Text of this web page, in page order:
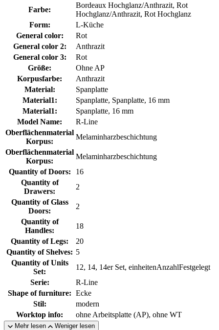
Farbe:
Bordeaux Hochglanz/Anthrazit, Rot
Hochglanz/Anthrazit, Rot Hochglanz
Form:
L-Küche
General color:
Rot
General color 2:
Anthrazit
General color 3:
Rot
Größe:
Ohne AP
Korpusfarbe:
Anthrazit
Material:
Spanplatte
Material1:
Spanplatte, Spanplatte, 16 mm
Material1:
Spanplatte, 16 mm
Model Name:
R-Line
Oberflächenmaterial
Korpus:
Melaminharzbeschichtung
Oberflächenmaterial
Korpus:
Melaminharzbeschichtung
Quantity of Doors:
16
Quantity of
Drawers:
2
Quantity of Glass
Doors:
2
Quantity of
Handles:
18
Quantity of Legs:
20
Quantity of Shelves: 5
Quantity of Units
Set:
12, 14, 14er Set, einheitenAnzahlFestgelegt
Serie:
R-Line
Shape of furniture: Ecke
Stil:
modern
Worktop info:
ohne Arbeitsplatte (AP), ohne WT
Mehr lesen Weniger lesen